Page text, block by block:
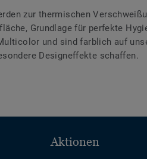
zur thermischen
Grundlage für perfekte
und sind farblich auf
Designeffekte schaffen.
Aktionen